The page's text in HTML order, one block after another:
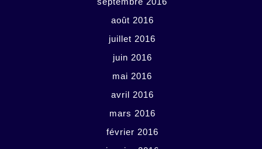
août 2016
juillet 2016
juin 2016
mai 2016
avril 2016
mars 2016
février 2016